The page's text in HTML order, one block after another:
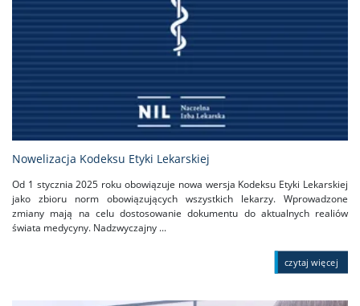
Nowelizacja Kodeksu Etyki Lekarskiej
Od 1 stycznia 2025 roku obowiązuje nowa wersja Kodeksu Etyki Lekarskiej
jako zbioru norm obowiązujących wszystkich lekarzy. Wprowadzone
zmiany mają na celu dostosowanie dokumentu do aktualnych realiów
świata medycyny. Nadzwyczajny ...
czytaj więcej